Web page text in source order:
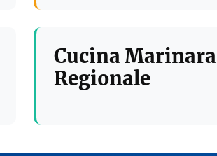
Cucina Marinara
Regionale